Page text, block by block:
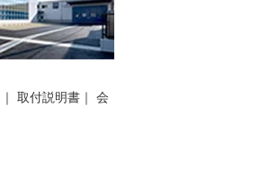
｜ 取付説明書 ｜ 会